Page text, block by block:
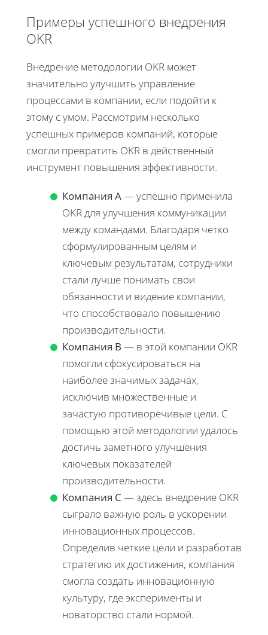
Примеры успешного внедрения
OKR
Внедрение методологии OKR может
значительно улучшить управление
процессами в компании, если подойти к
этому с умом. Рассмотрим несколько
успешных примеров компаний, которые
смогли превратить OKR в действенный
инструмент повышения эффективности.
Компания A— успешно применила
OKR для улучшения коммуникации
между командами. Благодаря четко
сформулированным целям и
ключевым результатам, сотрудники
стали лучше понимать свои
обязанности и видение компании,
что способствовало повышению
производительности.
Компания B — в этой компании OKR
помогли сфокусироваться на
наиболее значимых задачах,
исключив множественные и
зачастую противоречивые цели. С
помощью этой методологии удалось
достичь заметного улучшения
ключевых показателей
производительности.
Компания C — здесь внедрение OKR
сыграло важную роль в ускорении
инновационных процессов.
Определив четкие цели и разработав
стратегию их достижения, компания
смогла создать инновационную
культуру, где эксперименты и
новаторство стали нормой.